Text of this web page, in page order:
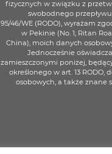
fizycznych w związku z
swobodnego
95/46/WE (RODO), wyrażam
w Pekinie (No. 1, Ritan
China), moich danych
Jednocześnie
zamieszczonymi poniżej,
określonego w art. 13
osobowych, a także znane